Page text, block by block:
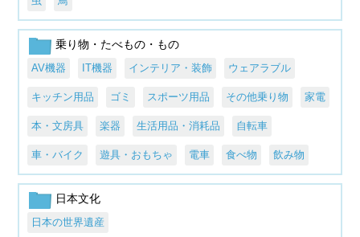
乗り物・たべもの・もの
AV機器 IT機器 インテリア・装飾 ウェアラブル
キッチン用品 ゴミ スポーツ用品 その他乗り物 家電
本・文房具 楽器 生活用品・消耗品 自転車
車・バイク 遊具・おもちゃ 電車 食べ物 飲み物
日本文化
日本の世界遺産